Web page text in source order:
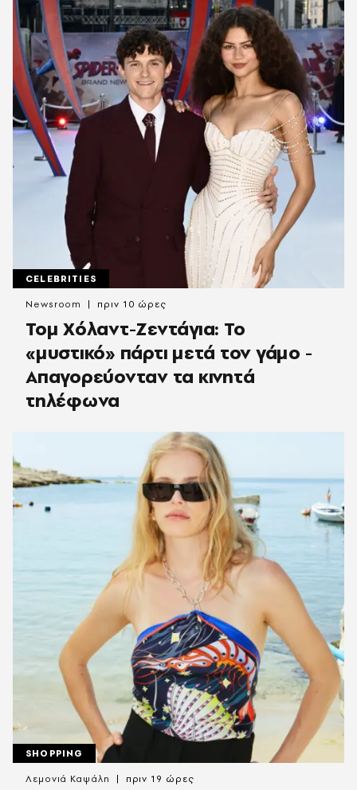
CELEBRITIES
Τομ Χόλαντ-Ζεντάγια: Το
«μυστικό» πάρτι μετά τον γάμο -
Απαγορεύονταν τα κινητά
τηλέφωνα
Newsroom πριν 10 ώρες
SHOPPING
Λεμονιά Καψάλη πριν 19 ώρες